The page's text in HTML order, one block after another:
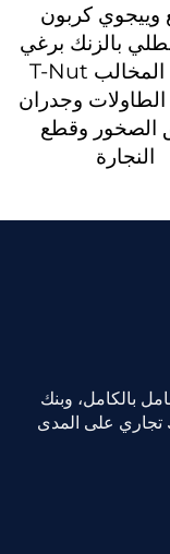
وييجوي كربون
بالزنك برغي
رباعي المخالب T-Nut
وجدران
الصخور وقطع
النجارة
بالكامل، وبنك
تجاري على المدى